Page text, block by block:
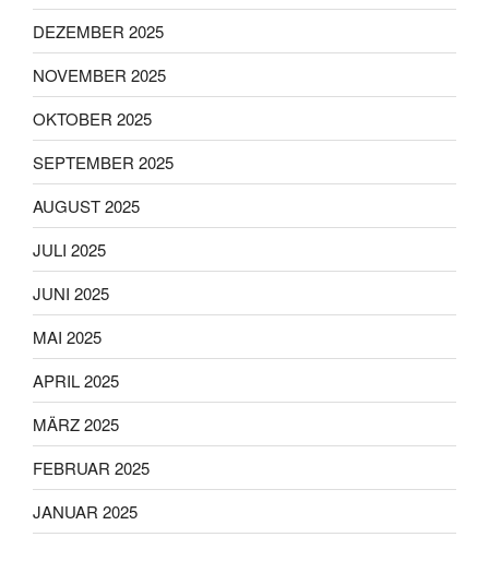
DEZEMBER 2025
NOVEMBER 2025
OKTOBER 2025
SEPTEMBER 2025
AUGUST 2025
JULI 2025
JUNI 2025
MAI 2025
APRIL 2025
MÄRZ 2025
FEBRUAR 2025
JANUAR 2025